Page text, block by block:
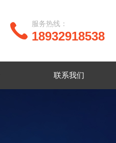
18932918538
服务热线：
联系我们